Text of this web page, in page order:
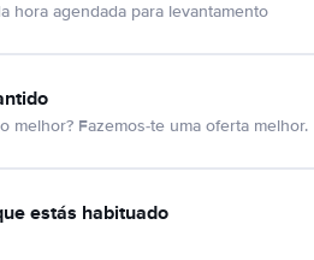
hora agendada para levantamento
melhor? Fazemos-te uma oferta melhor.
estás habituado